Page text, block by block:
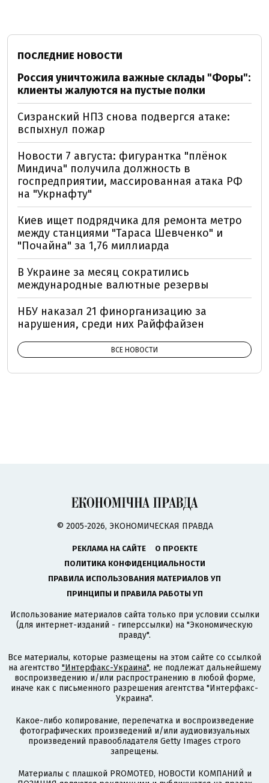
ПОСЛЕДНИЕ НОВОСТИ
Россия уничтожила важные склады "Форы":
клиенты жалуются на пустые полки
Сизранский НПЗ снова подвергся атаке:
вспыхнул пожар
Новости 7 августа: фигурантка "плёнок
Миндича" получила должность в
госпредприятии, массированная атака РФ
на "Укрнафту"
Киев ищет подрядчика для ремонта метро
между станциями "Тараса Шевченко" и
"Почайна" за 1,76 миллиарда
В Украине за месяц сократились
международные валютные резервы
НБУ наказал 21 финорганизацию за
нарушения, среди них Райффайзен
ВСЕ НОВОСТИ
© 2005-2026, ЭКОНОМИЧЕСКАЯ ПРАВДА
РЕКЛАМА НА САЙТЕ
О ПРОЕКТЕ
ПОЛИТИКА КОНФИДЕНЦИАЛЬНОСТИ
ПРАВИЛА ИСПОЛЬЗОВАНИЯ МАТЕРИАЛОВ УП
ПРИНЦИПЫ И ПРАВИЛА РАБОТЫ УП
Использование материалов сайта только при условии ссылки
(для интернет-изданий - гиперссылки) на "Экономическую
правду".
Все материалы, которые размещены на этом сайте со ссылкой
на агентство "Интерфакс-Украина", не подлежат дальнейшему
воспроизведению и/или распространению в любой форме,
иначе как с письменного разрешения агентства "Интерфакс-
Украина".
Какое-либо копирование, перепечатка и воспроизведение
фотографических произведений и/или аудиовизуальных
произведений правообладателя Getty Images строго
запрещены.
Материалы с плашкой PROMOTED, НОВОСТИ КОМПАНИЙ и